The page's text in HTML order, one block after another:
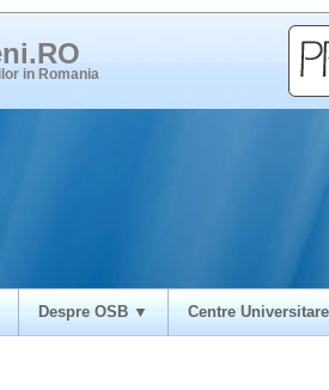
in Romania
Despre OSB ▼ Centre Universitare